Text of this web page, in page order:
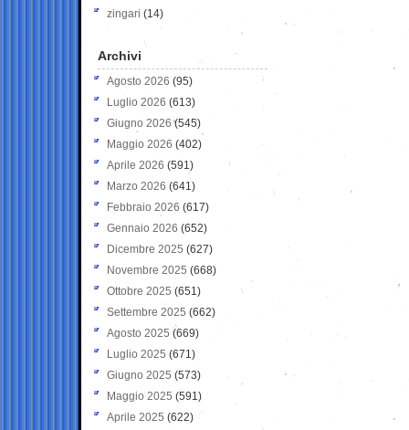
zingari (14)
Archivi
Agosto 2026 (95)
Luglio 2026 (613)
Giugno 2026 (545)
Maggio 2026 (402)
Aprile 2026 (591)
Marzo 2026 (641)
Febbraio 2026 (617)
Gennaio 2026 (652)
Dicembre 2025 (627)
Novembre 2025 (668)
Ottobre 2025 (651)
Settembre 2025 (662)
Agosto 2025 (669)
Luglio 2025 (671)
Giugno 2025 (573)
Maggio 2025 (591)
Aprile 2025 (622)